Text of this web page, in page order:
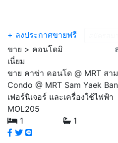
+ ลงประกาศขายฟรี
ขาย > คอนโดมิ
เนี่ยม
ขาย คาซ่า คอนโด @ MRT สา
Condo @ MRT Sam Yaek
เฟอร์นิเจอร์ และเครื่องใช้ไฟฟ้า
MOL205
1
1